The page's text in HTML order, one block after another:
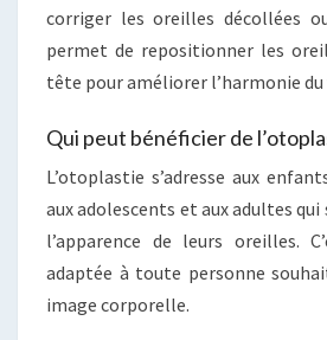
corriger les oreilles décollées
permet de repositionner les
tête pour améliorer l’harmonie du
Qui peut bénéficier de
L’otoplastie s’adresse aux
aux adolescents et aux adultes
l’apparence de leurs oreilles.
adaptée à toute personne
image corporelle.